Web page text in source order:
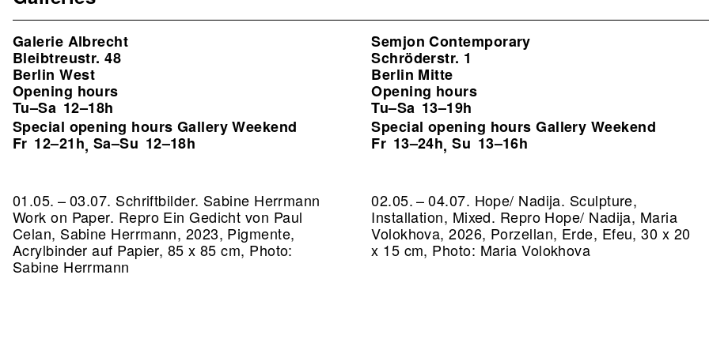
Galerie Albrecht
Bleibtreustr. 48
Berlin West
Opening hours
Tu–Sa 12–18h
Special opening hours Gallery Weekend
Fr 12–21h, Sa–Su 12–18h
01.05. – 03.07. Schriftbilder. Sabine Herrmann
Work on Paper. Repro Ein Gedicht von Paul
Celan, Sabine Herrmann, 2023, Pigmente,
Acrylbinder auf Papier, 85 x 85 cm, Photo:
Sabine Herrmann
Semjon Contemporary
Schröderstr. 1
Berlin Mitte
Opening hours
Tu–Sa 13–19h
Special opening hours Gallery Weekend
Fr 13–24h,Su 13–16h
02.05. – 04.07. Hope/ Nadija. Sculpture,
Installation, Mixed. Repro Hope/ Nadija, Maria
Volokhova, 2026, Porzellan, Erde, Efeu, 30 x 20
x 15 cm, Photo: Maria Volokhova